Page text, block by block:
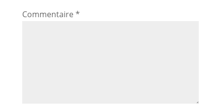
Commentaire *